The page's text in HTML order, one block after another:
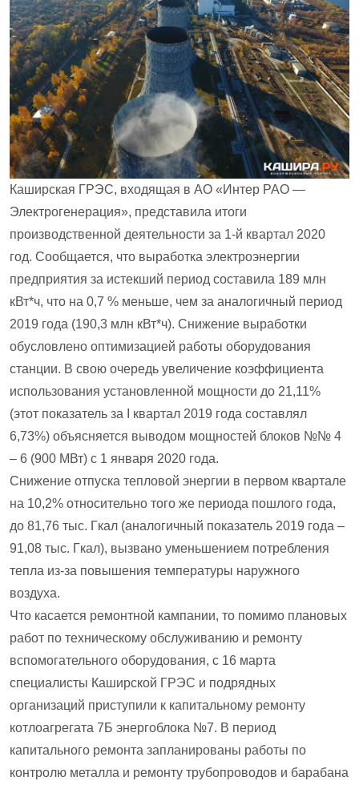
Каширская ГРЭС, входящая в АО «Интер РАО —
Электрогенерация», представила итоги
производственной деятельности за 1-й квартал 2020
год. Сообщается, что выработка электроэнергии
предприятия за истекший период составила 189 млн
кВт*ч, что на 0,7 % меньше, чем за аналогичный период
2019 года (190,3 млн кВт*ч). Снижение выработки
обусловлено оптимизацией работы оборудования
станции. В свою очередь увеличение коэффициента
использования установленной мощности до 21,11%
(этот показатель за I квартал 2019 года составлял
6,73%) объясняется выводом мощностей блоков №№ 4
– 6 (900 МВт) с 1 января 2020 года.
Снижение отпуска тепловой энергии в первом квартале
на 10,2% относительно того же периода пошлого года,
до 81,76 тыс. Гкал (аналогичный показатель 2019 года –
91,08 тыс. Гкал), вызвано уменьшением потребления
тепла из-за повышения температуры наружного
воздуха.
Что касается ремонтной кампании, то помимо плановых
работ по техническому обслуживанию и ремонту
вспомогательного оборудования, с 16 марта
специалисты Каширской ГРЭС и подрядных
организаций приступили к капитальному ремонту
котлоагрегата 7Б энергоблока №7. В период
капитального ремонта запланированы работы по
контролю металла и ремонту трубопроводов и барабана